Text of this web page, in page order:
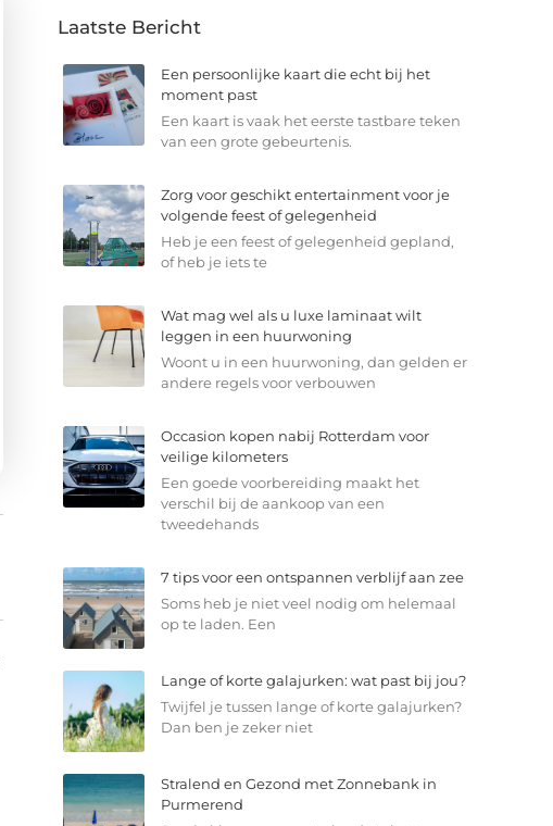
Laatste Bericht
Een persoonlijke kaart die echt bij het
moment past
Een kaart is vaak het eerste tastbare teken
van een grote gebeurtenis.
Zorg voor geschikt entertainment voor je
volgende feest of gelegenheid
Heb je een feest of gelegenheid gepland,
of heb je iets te
Wat mag wel als u luxe laminaat wilt
leggen in een huurwoning
Woont u in een huurwoning, dan gelden er
andere regels voor verbouwen
Occasion kopen nabij Rotterdam voor
veilige kilometers
Een goede voorbereiding maakt het
verschil bij de aankoop van een
tweedehands
7 tips voor een ontspannen verblijf aan zee
Soms heb je niet veel nodig om helemaal
op te laden. Een
Lange of korte galajurken: wat past bij jou?
Twijfel je tussen lange of korte galajurken?
Dan ben je zeker niet
Stralend en Gezond met Zonnebank in
Purmerend